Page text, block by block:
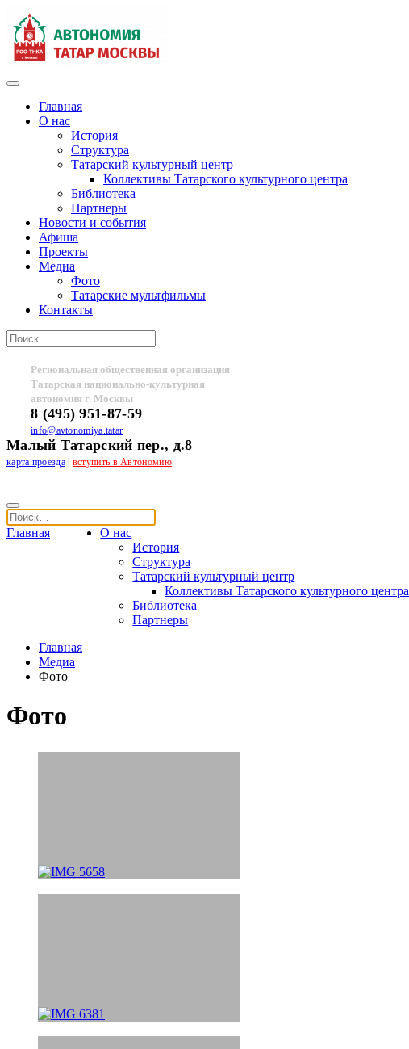
Главная
О нас
История
Структура
Татарский культурный центр
Коллективы Татарского культурного центра
Библиотека
Партнеры
Новости и события
Афиша
Проекты
Медиа
Фото
Татарские мультфильмы
Контакты
Региональная общественная организация
Татарская национально-культурная
автономия г. Москвы
8 (495) 951-87-59
info@avtonomiya.tatar
Малый Татарский пер., д.8
карта проезда| вступить в Автономию
Главная
О нас
История
Структура
Татарский культурный центр
Коллективы Татарского культурного центра
Библиотека
Партнеры
Главная
Медиа
Фото
Фото